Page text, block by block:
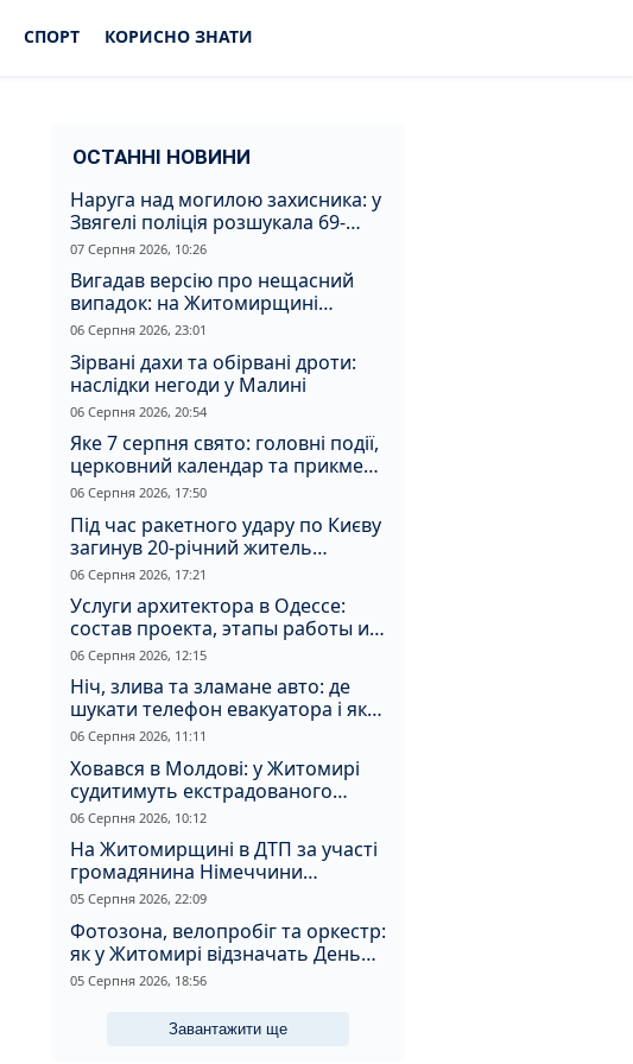
СПОРТ КОРИСНО ЗНАТИ
ОСТАННІ НОВИНИ
Наруга над могилою захисника: у
Звягелі поліція розшукала 69-
річного зловмисника
07 Серпня 2026, 10:26
Вигадав версію про нещасний
випадок: на Житомирщині
судитимуть чоловіка за вбивство
06 Серпня 2026, 23:01
Зірвані дахи та обірвані дроти:
наслідки негоди у Малині
06 Серпня 2026, 20:54
Яке 7 серпня свято: головні події,
церковний календар та прикмети
дня
06 Серпня 2026, 17:50
Під час ракетного удару по Києву
загинув 20-річний житель
Житомирщини
06 Серпня 2026, 17:21
Услуги архитектора в Одессе:
состав проекта, этапы работы и
стоимость
06 Серпня 2026, 12:15
Ніч, злива та зламане авто: де
шукати телефон евакуатора і як
не натрапити на аферистів
06 Серпня 2026, 11:11
Ховався в Молдові: у Житомирі
судитимуть екстрадованого
іноземця за сурогатний спирт і
відмивання грошей
06 Серпня 2026, 10:12
На Житомирщині в ДТП за участі
громадянина Німеччини
постраждали двоє людей
05 Серпня 2026, 22:09
Фотозона, велопробіг та оркестр:
як у Житомирі відзначать День
Прапора та День Незалежності
05 Серпня 2026, 18:56
Завантажити ще